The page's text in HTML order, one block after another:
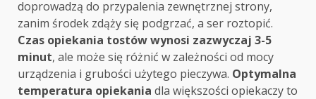
doprowadzą do przypalenia zewnętrznej strony,
zanim środek zdąży się podgrzać, a ser roztopić.
Czas opiekania tostów wynosi zazwyczaj 3-5
minut, ale może się różnić w zależności od mocy
urządzenia i grubości użytego pieczywa. Optymalna
temperatura opiekania dla większości opiekaczy to